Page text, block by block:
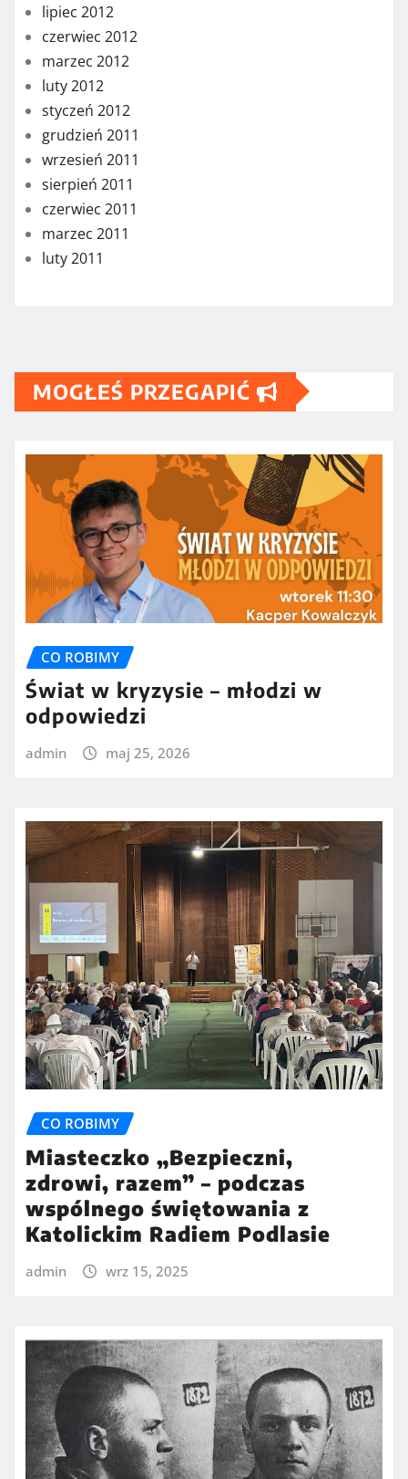
lipiec 2012
czerwiec 2012
marzec 2012
luty 2012
styczeń 2012
grudzień 2011
wrzesień 2011
sierpień 2011
czerwiec 2011
marzec 2011
luty 2011
MOGŁEŚ PRZEGAPIĆ
CO ROBIMY
Świat w kryzysie – młodzi w
odpowiedzi
admin maj 25, 2026
CO ROBIMY
Miasteczko „Bezpieczni,
zdrowi, razem” – podczas
wspólnego świętowania z
Katolickim Radiem Podlasie
admin wrz 15, 2025